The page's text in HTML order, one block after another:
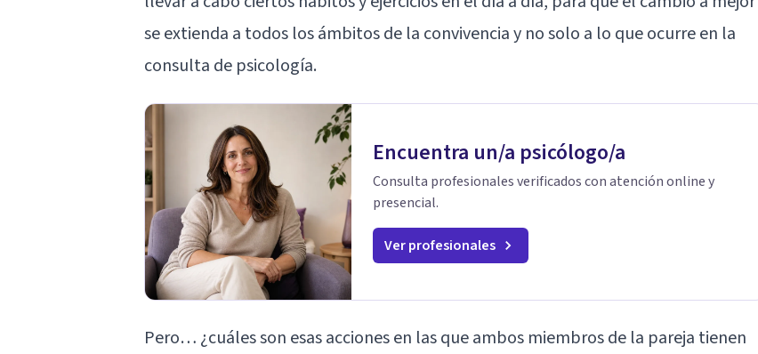
se extienda a todos los ámbitos de la convivencia y no solo a lo que ocurre en la
consulta de psicología.
Encuentra un/a psicólogo/a
Consulta profesionales verificados con atención online y
presencial.
Ver profesionales
Pero… ¿cuáles son esas acciones en las que ambos miembros de la pareja tienen